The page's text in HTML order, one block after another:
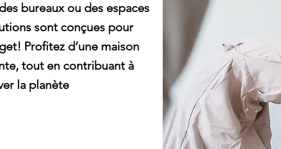
bureaux ou des espaces
sont conçues pour
Profitez d’une maison
tout en contribuant à
la planète